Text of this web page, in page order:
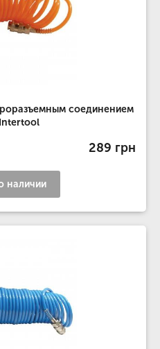
соединением
289 грн
наличии